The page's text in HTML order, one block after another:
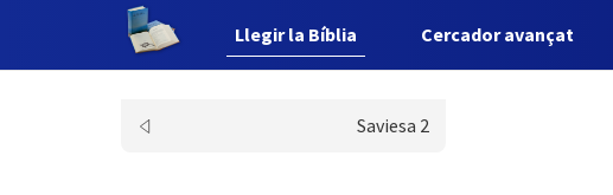
Llegir la Bíblia Cercador avançat
Saviesa 2